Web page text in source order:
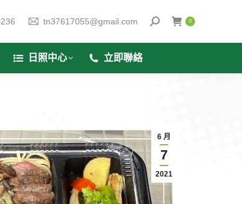
tn37617055@gmail.com 0
日照中心 立即聯絡
6 月
7
2021